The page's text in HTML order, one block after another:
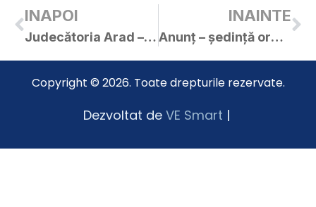
INAPOI
Judecătoria Arad – comunicare somație Duma Constantin
INAINTE
Anunț – ședință ordinară 27.03.2020
Copyright © 2026. Toate drepturile rezervate.
Dezvoltat de VE Smart |